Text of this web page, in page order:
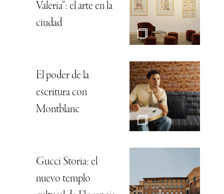
Valeria”: el arte en la
ciudad
El poder de la
escritura con
Montblanc
Gucci Storia: el
nuevo templo